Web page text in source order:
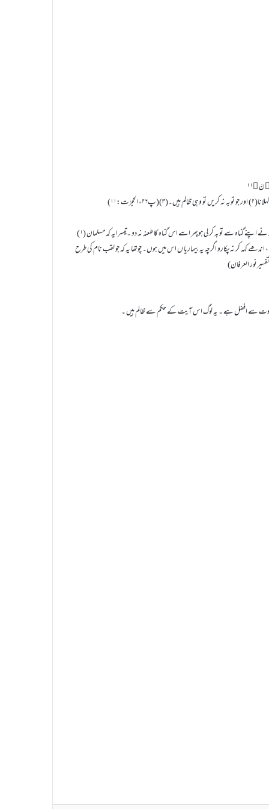
(۱) اس سے چند مسئلے معلوم ہوئے ايک تو يہ کہ مسلمان کو گدھا، کتا، سور وغيرہ نہ کہو۔ دوسرا يہ کہ جس گنہگار نے اپنے گناہ سے توبہ کر لی ہوپھر اسے اس گناہ کا طعنہ نہ دو ۔تيسرايہ کہ مسلمان
کہہ کر نہ پکارو اگرچہ يہ بيماريا ں اس ميں ہوں۔ چوتھا يہ کہ جو لقب نام کی طرح
العرفان)